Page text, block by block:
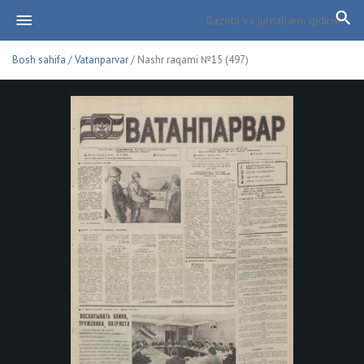
Bosh sahifa /Vatanparvar/ Nashr raqami №15 (497)